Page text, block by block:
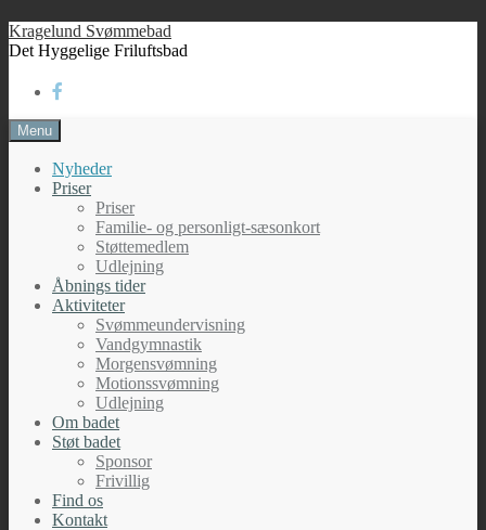
Skip
to
Kragelund Svømmebad
Det Hyggelige Friluftsbad
Menu
Nyheder
Priser
Priser
Familie- og personligt-sæsonkort
Støttemedlem
Udlejning
Åbnings tider
Aktiviteter
Svømmeundervisning
Vandgymnastik
Morgensvømning
Motionssvømning
Udlejning
Om badet
Støt badet
Sponsor
Frivillig
Find os
Kontakt